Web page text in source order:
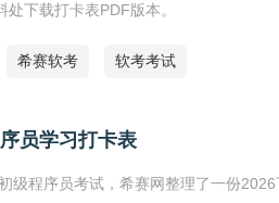
下载打卡表PDF版本。
希赛软考 软考考试
员学习打卡表
级程序员考试，希赛网整理了一份